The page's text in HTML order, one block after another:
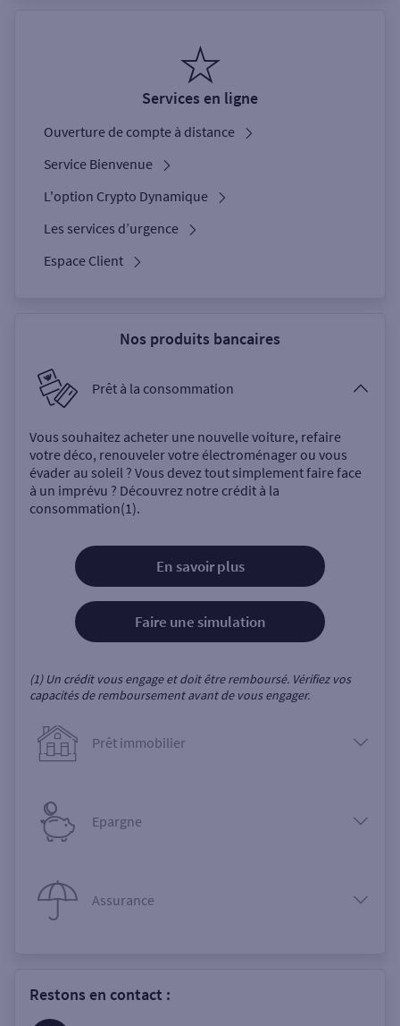
Services en ligne
Ouverture de compte à distance
Service Bienvenue
L'option Crypto Dynamique
Les services d’urgence
Espace Client
Nos produits bancaires
Prêt à la consommation
Vous souhaitez acheter une nouvelle voiture, refaire
votre déco, renouveler votre électroménager ou vous
évader au soleil ? Vous devez tout simplement faire face
à un imprévu ? Découvrez notre crédit à la
consommation(1).
En savoir plus
Faire une simulation
(1) Un crédit vous engage et doit être remboursé. Vérifiez vos
capacités de remboursement avant de vous engager.
Prêt immobilier
Epargne
Assurance
Restons en contact :